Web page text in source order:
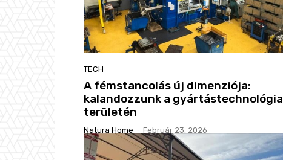
TECH
A fémstancolás új dimenziója:
kalandozzunk a gyártástechnológia
területén
Natura Home - Február 23, 2026